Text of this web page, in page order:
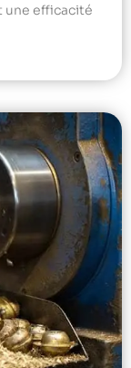
une efficacité